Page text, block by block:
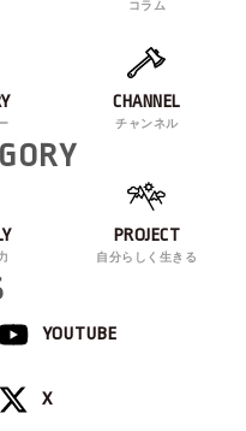
コラム
CHANNEL
チャンネル
PROJECT
自分らしく生きる
YOUTUBE
X